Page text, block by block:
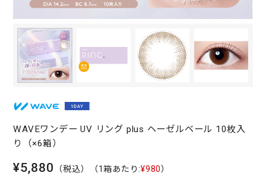
WAVEワンデー UV リング plus ヘーゼルベール 10枚入
り（×6箱）
¥5,880 （税込） （1箱あたり:¥980）